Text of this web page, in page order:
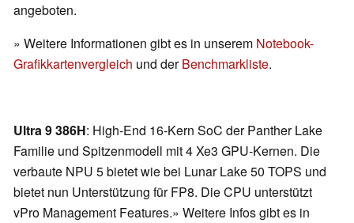
angeboten.
» Weitere Informationen gibt es in unserem Notebook-
Grafikkartenvergleich und derBenchmarkliste.
Ultra 9 386H: High-End 16-Kern SoC der Panther Lake
Familie und Spitzenmodell mit 4 Xe3 GPU-Kernen. Die
verbaute NPU 5 bietet wie bei Lunar Lake 50 TOPS und
bietet nun Unterstützung für FP8. Die CPU unterstützt
vPro Management Features.» Weitere Infos gibt es in